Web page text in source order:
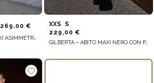
269,00 €
ELEGANTE – ABITO MAXI ASIMMETRICO NERO CON SPILLA DI PIUME
XXS S
229,00 €
GILBERTA – ABITO MAXI NERO CON PARTE INFERIORE DECORATA CON PAILLETTES